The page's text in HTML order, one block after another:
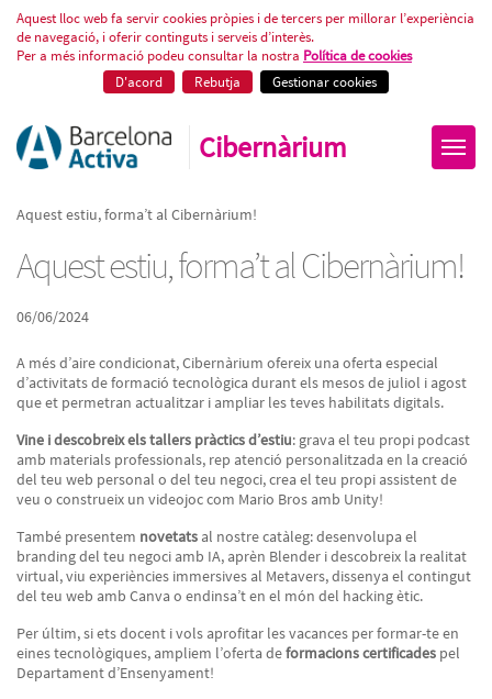
Aquest estiu, forma’t al
Aquest lloc web fa servir cookies pròpies i de tercers per millorar l’experiència
de navegació, i oferir continguts i serveis d’interès.
Per a més informació podeu consultar la nostra Política de cookies
D'acord
Rebutja Gestionar cookies
Cibernàrium
Aquest estiu, forma’t al Cibernàrium!
Aquest estiu, forma’t al Cibernàrium!
06/06/2024
A més d’aire condicionat, Cibernàrium ofereix una oferta especial
d’activitats de formació tecnològica durant els mesos de juliol i agost
que et permetran actualitzar i ampliar les teves habilitats digitals.
Vine i descobreix els tallers pràctics d’estiu: grava el teu propi podcast
amb materials professionals, rep atenció personalitzada en la creació
del teu web personal o del teu negoci, crea el teu propi assistent de
veu o construeix un videojoc com Mario Bros amb Unity!
També presentem novetats al nostre catàleg: desenvolupa el
branding del teu negoci amb IA, aprèn Blender i descobreix la realitat
virtual, viu experiències immersives al Metavers, dissenya el contingut
del teu web amb Canva o endinsa’t en el món del hacking ètic.
Per últim, si ets docent i vols aprofitar les vacances per formar-te en
eines tecnològiques, ampliem l’oferta deformacions certificades pel
Departament d’Ensenyament!